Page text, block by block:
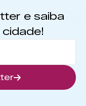
e saiba